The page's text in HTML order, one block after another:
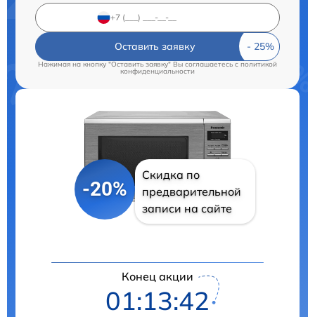
Оставить заявку
Нажимая на кнопку "Оставить заявку" Вы соглашаетесь cполитикой
конфиденциальности
-20%
Скидка по
предварительной
записи на сайте
Конец акции
01:13:41